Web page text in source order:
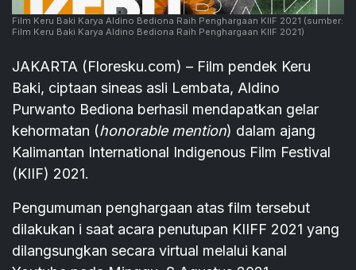
Film Keru Baki Karya Aldino Bediona Raih Penghargaan KIIF 2021 (sumber:
Film Keru Baki Karya Aldino Bediona Raih Penghargaan KIIF 2021)
JAKARTA (Floresku.com) – Film pendek Keru
Baki, ciptaan sineas asli Lembata, Aldino
Purwanto Bediona berhasil mendapatkan gelar
kehormatan (honorable mention) dalam ajang
Kalimantan International Indigenous Film Festival
(KIIF) 2021.
Pengumuman penghargaan atas film tersebut
dilakukan i saat acara penutupan KIIFF 2021 yang
dilangsungkan secara virtual melalui kanal